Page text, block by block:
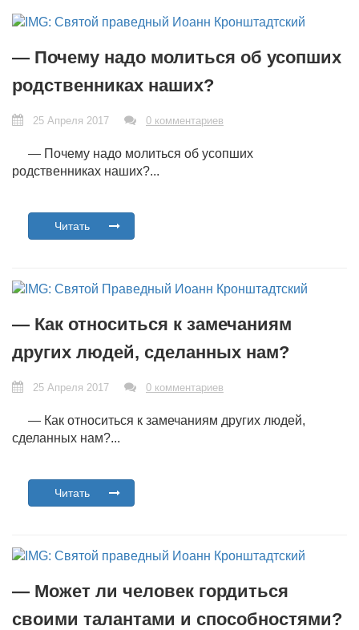
— Почему надо молиться об усопших
родственниках наших?
25 Апреля 2017 0 комментариев
— Почему надо молиться об усопших
родственниках наших?...
Читать
— Как относиться к замечаниям
других людей, сделанных нам?
25 Апреля 2017 0 комментариев
— Как относиться к замечаниям других людей,
сделанных нам?...
Читать
— Может ли человек гордиться
своими талантами и способностями?